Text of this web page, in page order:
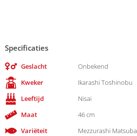
Specificaties
Geslacht
Onbekend
Kweker
Ikarashi Toshinobu
Leeftijd
Nisai
Maat
46 cm
Variëteit
Mezzurashi Matsuba